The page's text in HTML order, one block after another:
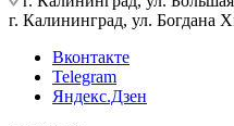
г. Калининград, ул. Богдана
Вконтакте
Telegram
Яндекс.Дзен